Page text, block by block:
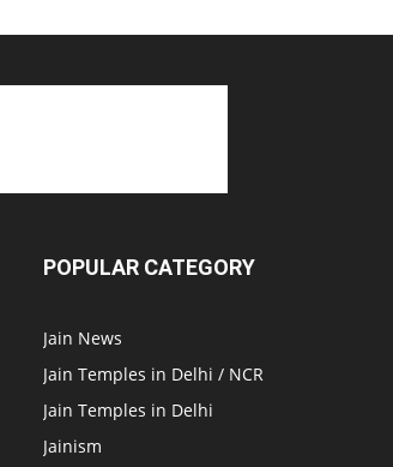
POPULAR CATEGORY
Jain News
Jain Temples in Delhi / NCR
Jain Temples in Delhi
Jainism